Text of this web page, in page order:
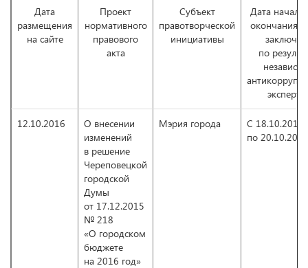
Дата
размещения
на сайте
Проект
нормативного
правового
акта
Субъект
правотворческой
инициативы
Дата начала
окончания
по
12.10.2016
О внесении
изменений
в решение
Череповецкой
городской
Думы
от 17.12.2015
№ 218
«О городском
бюджете
на 2016 год»
Мэрия города
С 18.10.2016
по 20.10.2016